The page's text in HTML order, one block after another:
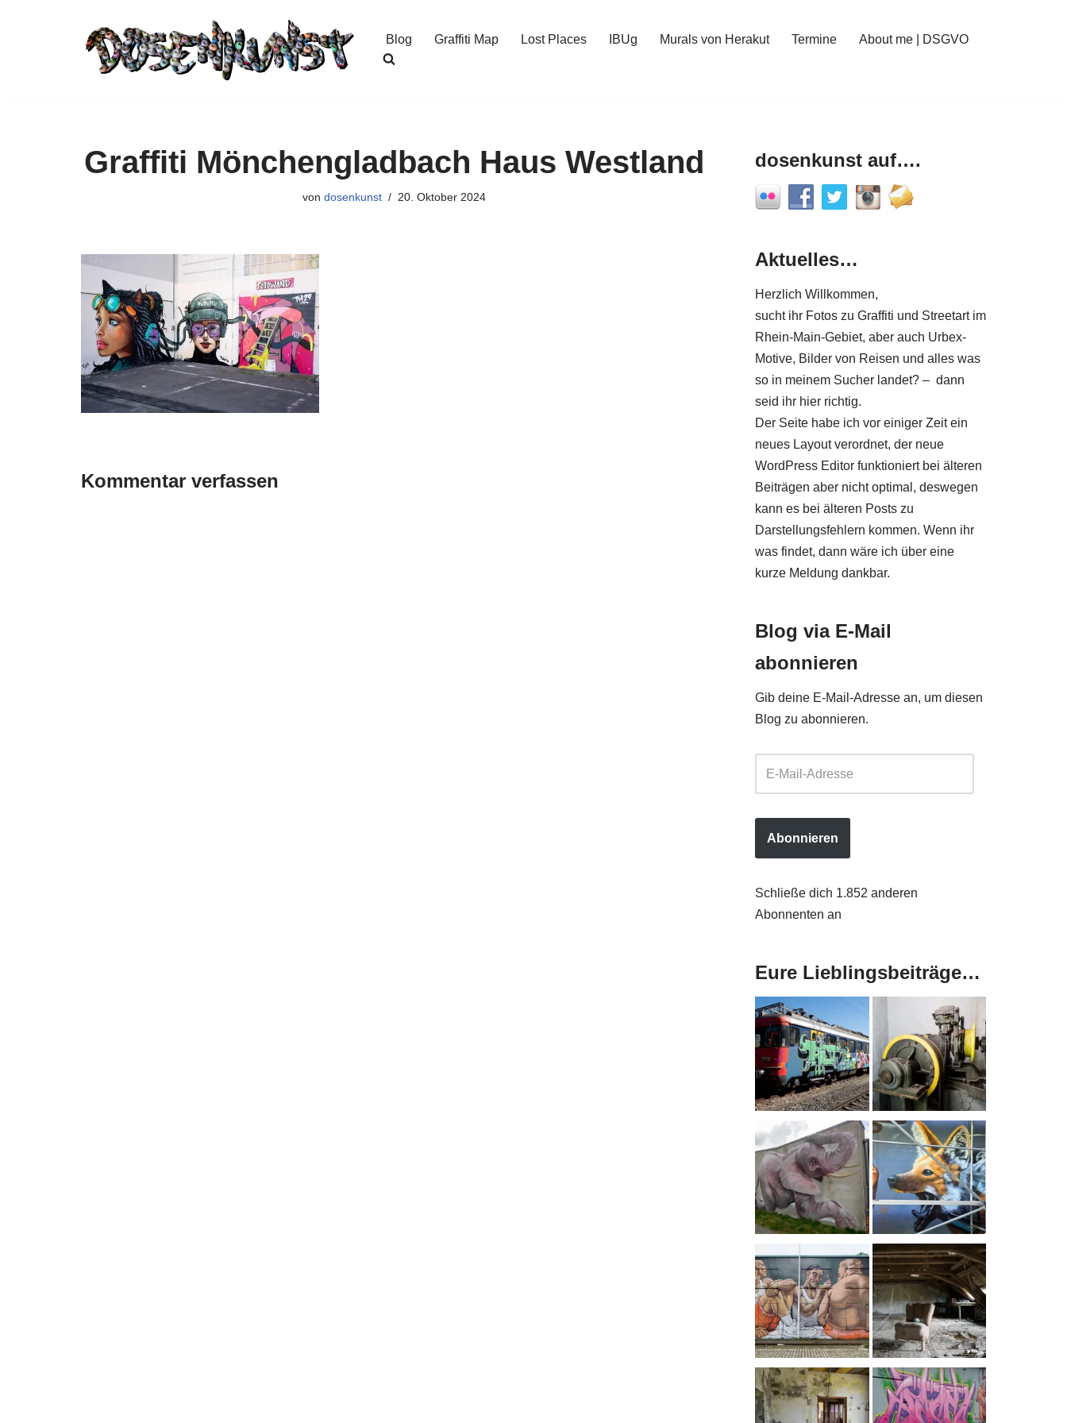
Blog Graffiti Map Lost Places IBUg Murals von Herakut Termine About me | DSGVO
Graffiti Mönchengladbach Haus Westland
von dosenkunst 20. Oktober 2024
Kommentar verfassen
dosenkunst auf….
Aktuelles…
Herzlich Willkommen,
sucht ihr Fotos zu Graffiti und Streetart im
Rhein-Main-Gebiet, aber auch Urbex-
Motive, Bilder von Reisen und alles was
so in meinem Sucher landet? – dann
seid ihr hier richtig.
Der Seite habe ich vor einiger Zeit ein
neues Layout verordnet, der neue
WordPress Editor funktioniert bei älteren
Beiträgen aber nicht optimal, deswegen
kann es bei älteren Posts zu
Darstellungsfehlern kommen. Wenn ihr
was findet, dann wäre ich über eine
kurze Meldung dankbar.
Blog via E-Mail
abonnieren
Gib deine E-Mail-Adresse an, um diesen
Blog zu abonnieren.
Abonnieren
Schließe dich 1.852 anderen
Abonnenten an
Eure Lieblingsbeiträge…